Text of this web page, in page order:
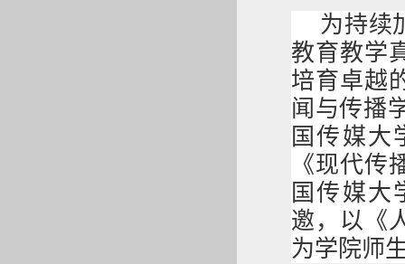
为持续
教育教学
培育卓越
闻与传播
国传媒大
《现代
国传媒大
邀，以《
为学院师